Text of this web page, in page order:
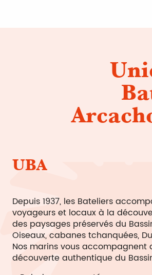
UBA
Depuis 1937, les Bateliers
voyageurs et locaux à la
des paysages préservés du
Oiseaux, cabanes tchanquées,
Nos marins vous accompagnent
découverte authentique du